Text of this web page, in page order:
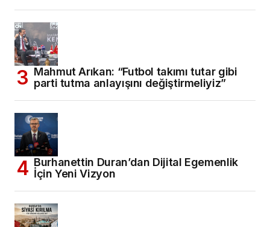
Mahmut Arıkan: “Futbol takımı tutar gibi
parti tutma anlayışını değiştirmeliyiz”
Burhanettin Duran’dan Dijital Egemenlik
İçin Yeni Vizyon